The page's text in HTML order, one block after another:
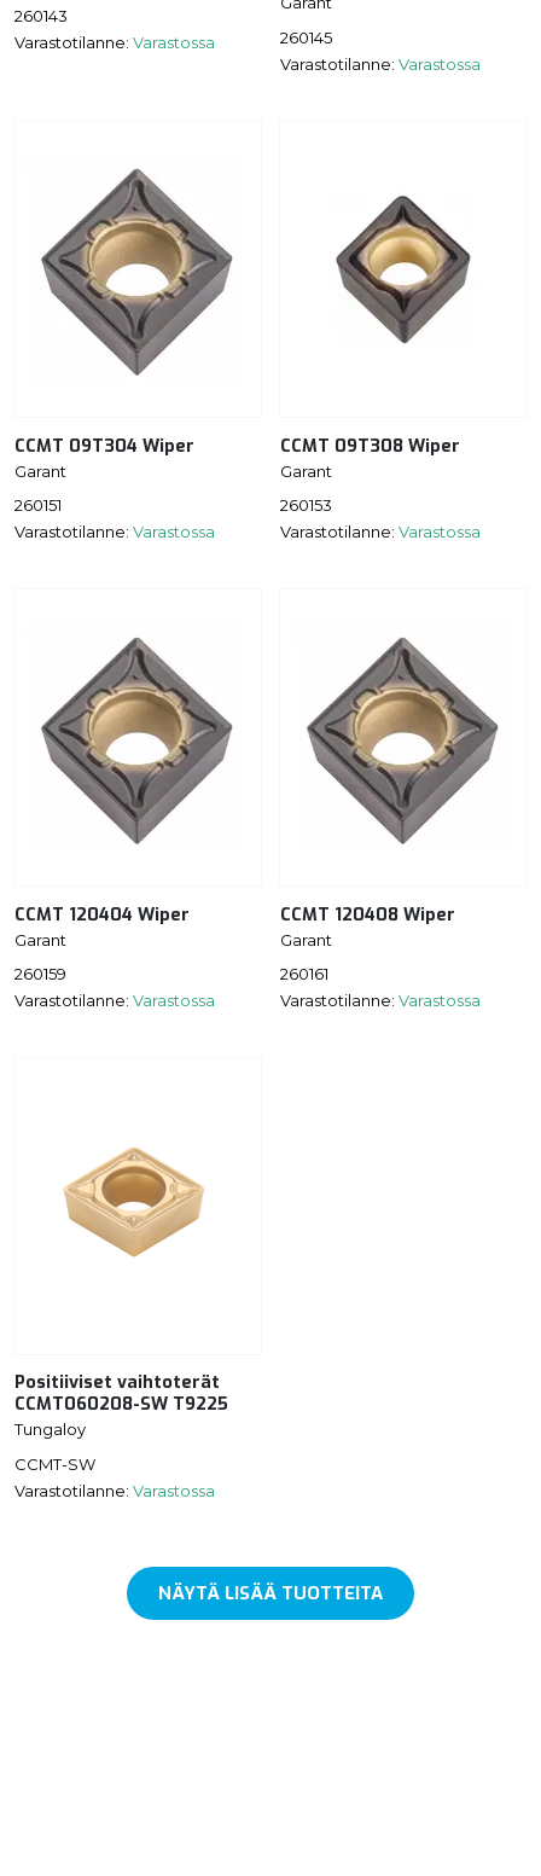
260143
Varastotilanne: Varastossa
260145
Varastotilanne: Varastossa
CCMT 09T304 Wiper
Garant
260151
Varastotilanne: Varastossa
CCMT 09T308 Wiper
Garant
260153
Varastotilanne: Varastossa
CCMT 120404 Wiper
Garant
260159
Varastotilanne: Varastossa
CCMT 120408 Wiper
Garant
260161
Varastotilanne: Varastossa
Positiiviset vaihtoterät
CCMT060208-SW T9225
Tungaloy
CCMT-SW
Varastotilanne: Varastossa
NÄYTÄ LISÄÄ TUOTTEITA